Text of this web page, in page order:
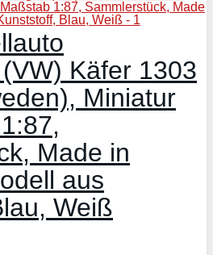
Käfer 1303
Miniatur
Made in
aus
Weiß